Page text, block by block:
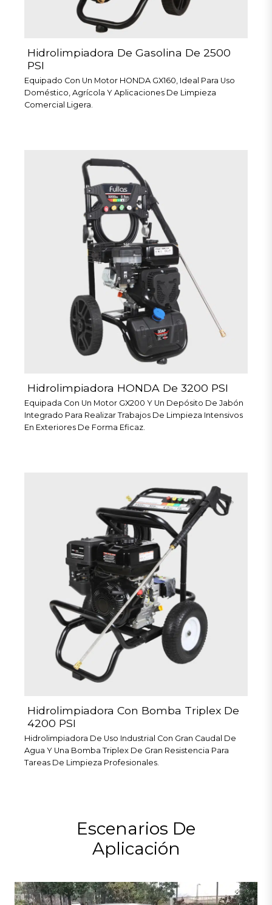
Hidrolimpiadora De Gasolina De 2500
PSI
Equipado Con Un Motor HONDA GX160, Ideal Para Uso
Doméstico, Agrícola Y Aplicaciones De Limpieza
Comercial Ligera.
Hidrolimpiadora HONDA De 3200 PSI
Equipada Con Un Motor GX200 Y Un Depósito De Jabón
Integrado Para Realizar Trabajos De Limpieza Intensivos
En Exteriores De Forma Eficaz.
Hidrolimpiadora Con Bomba Triplex De
4200 PSI
Hidrolimpiadora De Uso Industrial Con Gran Caudal De
Agua Y Una Bomba Triplex De Gran Resistencia Para
Tareas De Limpieza Profesionales.
Escenarios De
Aplicación